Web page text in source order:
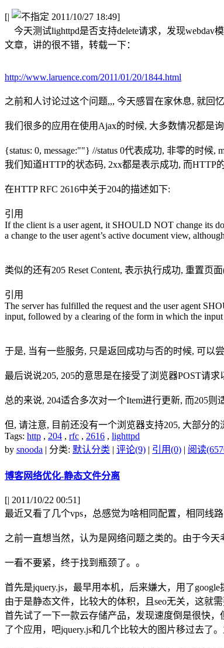
[|
2011/10/27 18:49]
今天测试lighttpd是否支持delete请求，发现webdav
文章，讲的很不错，转载一下：
http://www.laruence.com/2011/01/20/1844.html
之前和人讨论过这个问题,,, 今天感冒在家休息, 就回
我们很多的应用在使用Ajax的时候, 大多数情况都是
{status: 0, message:""} //status 0代表成功, 非零的时候,
我们知道HTTP的状态码, 2xx都是表示成功, 而HTTP
在HTTP RFC 2616中关于204的描述如下:
引用
If the client is a user agent, it SHOULD NOT change its
a change to the user agent’s active document view,
类似的还有205 Reset Content, 表示执行成功, 重置页
引用
The server has fulfilled the request and the user agent
input, followed by a clearing of the form in which the
于是, 当有一些服务, 只是返回成功与否的时候, 可以
最后说说205, 205的意思是在接受了浏览器POST请
总的来说, 204适合多次对一个Item进行更新, 而205则
但, 请注意, 目前还没有一个浏览器支持205, 大部分的
Tags: http , 204 , rfc , 2616 , lighttpd
by snooda | 分类: 默认分类 | 评论(9) | 引用(0) | 阅读
博客网络优化-静态文件分离
[| 2011/10/22 00:51]
最近又看了几个vps，总感觉为啥相同配置，相同线
之前一直想当然，认为是网络问题之类的。由于今天
一看不要紧，终于找到瓶颈了。。
首先是jquery.js，最早用本机，后来嫌大，用了
由于是静态文件，比较大的体积，且seo无关，这就
首先试了一下一款云存储产品，发现速度倒是很快，
了个应用，吧jquery.js和几个比较大的图片移过去了